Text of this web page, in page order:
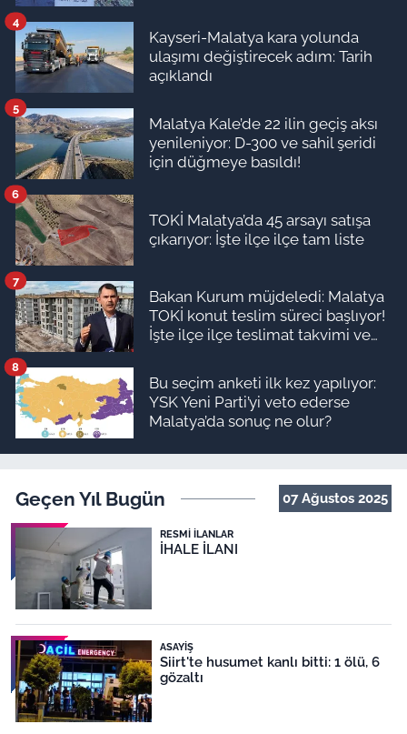
Kayseri-Malatya kara yolunda
ulaşımı değiştirecek adım: Tarih
açıklandı
4
Malatya Kale’de 22 ilin geçiş aksı
yenileniyor: D-300 ve sahil şeridi
için düğmeye basıldı!
5
TOKİ Malatya’da 45 arsayı satışa
çıkarıyor: İşte ilçe ilçe tam liste
6
Bakan Kurum müjdeledi: Malatya
TOKİ konut teslim süreci başlıyor!
İşte ilçe ilçe teslimat takvimi ve
7
Bu seçim anketi ilk kez yapılıyor:
YSK Yeni Parti’yi veto ederse
Malatya’da sonuç ne olur?
8
Geçen Yıl Bugün 07 Ağustos 2025
RESMI İLANLAR
İHALE İLANI
ASAYIŞ
Siirt'te husumet kanlı bitti: 1 ölü, 6
gözaltı